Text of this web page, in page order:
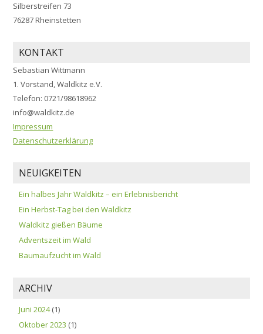
Silberstreifen 73
76287 Rheinstetten
KONTAKT
Sebastian Wittmann
1. Vorstand, Waldkitz e.V.
Telefon: 0721/98618962
info@waldkitz.de
Impressum
Datenschutzerklärung
NEUIGKEITEN
Ein halbes Jahr Waldkitz – ein Erlebnisbericht
Ein Herbst-Tag bei den Waldkitz
Waldkitz gießen Bäume
Adventszeit im Wald
Baumaufzucht im Wald
ARCHIV
Juni 2024(1)
Oktober 2023 (1)